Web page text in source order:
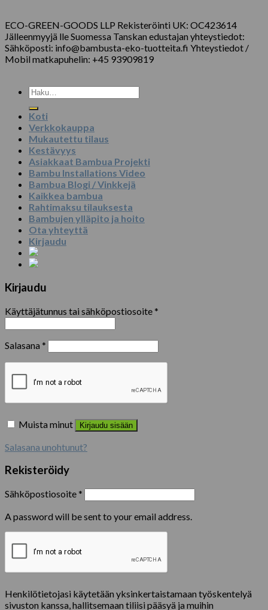
ECO-GREEN-GOODS LLP Rekisteröinti UK: OC423614
Jälleenmyyjä lle Suomessa Tanskan edustajan yhteystiedot:
Sähköposti: info@bambusta-eko-tuotteita.fi Yhteystiedot /
Mobil matkapuhelin: +45 93909819
Etsi:
Koti
Verkkokauppa
Mukautettu tilaus
Kestävyys
Asiakkaat Bambua Projekti
Bambu Installations Video
Bambua Blogi / Vinkkejä
Kaikkea bambua
Rahtimaksu tilauksesta
Bambujen ylläpito ja hoito
Ota yhteyttä
Kirjaudu
Kirjaudu
Käyttäjätunnus tai sähköpostiosoite*
Salasana *
Muista minut Kirjaudu sisään
Salasana unohtunut?
Rekisteröidy
Sähköpostiosoite*
A password will be sent to your email address.
Henkilötietojasi käytetään yksinkertaistamaan työskentelyä
sivuston kanssa, hallitsemaan tiliisi pääsyä ja muihin